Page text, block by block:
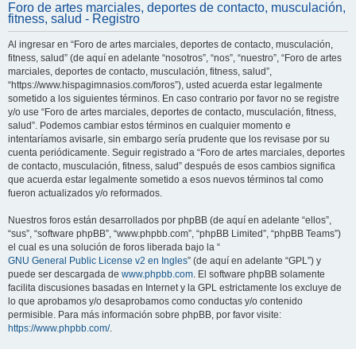
Foro de artes marciales, deportes de contacto, musculación,
fitness, salud - Registro
Al ingresar en “Foro de artes marciales, deportes de contacto, musculación,
fitness, salud” (de aquí en adelante “nosotros”, “nos”, “nuestro”, “Foro de artes
marciales, deportes de contacto, musculación, fitness, salud”,
“https://www.hispagimnasios.com/foros”), usted acuerda estar legalmente
sometido a los siguientes términos. En caso contrario por favor no se registre
y/o use “Foro de artes marciales, deportes de contacto, musculación, fitness,
salud”. Podemos cambiar estos términos en cualquier momento e
intentaríamos avisarle, sin embargo sería prudente que los revisase por su
cuenta periódicamente. Seguir registrado a “Foro de artes marciales, deportes
de contacto, musculación, fitness, salud” después de esos cambios significa
que acuerda estar legalmente sometido a esos nuevos términos tal como
fueron actualizados y/o reformados.
Nuestros foros están desarrollados por phpBB (de aquí en adelante “ellos”,
“sus”, “software phpBB”, “www.phpbb.com”, “phpBB Limited”, “phpBB Teams”)
el cual es una solución de foros liberada bajo la “
GNU General Public License v2 en Ingles” (de aquí en adelante “GPL”) y
puede ser descargada de www.phpbb.com. El software phpBB solamente
facilita discusiones basadas en Internet y la GPL estrictamente los excluye de
lo que aprobamos y/o desaprobamos como conductas y/o contenido
permisible. Para más información sobre phpBB, por favor visite:
https://www.phpbb.com/.